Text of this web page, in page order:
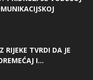
RIJEKE TVRDI DA JE
I...